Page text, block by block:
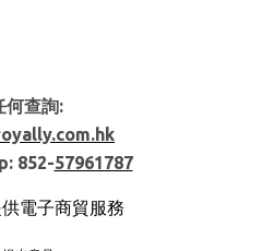
何查詢:
852-57961787
電子商貿服務